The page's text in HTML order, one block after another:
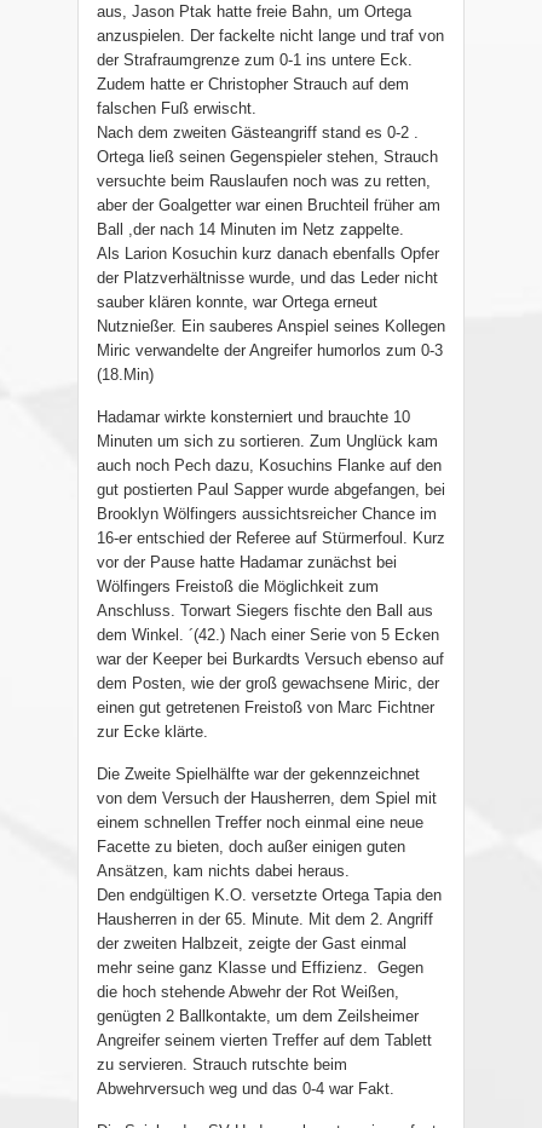
aus, Jason Ptak hatte freie Bahn, um Ortega
anzuspielen. Der fackelte nicht lange und traf von
der Strafraumgrenze zum 0-1 ins untere Eck.
Zudem hatte er Christopher Strauch auf dem
falschen Fuß erwischt.
Nach dem zweiten Gästeangriff stand es 0-2 .
Ortega ließ seinen Gegenspieler stehen, Strauch
versuchte beim Rauslaufen noch was zu retten,
aber der Goalgetter war einen Bruchteil früher am
Ball ,der nach 14 Minuten im Netz zappelte.
Als Larion Kosuchin kurz danach ebenfalls Opfer
der Platzverhältnisse wurde, und das Leder nicht
sauber klären konnte, war Ortega erneut
Nutznießer. Ein sauberes Anspiel seines Kollegen
Miric verwandelte der Angreifer humorlos zum 0-3
(18.Min)
Hadamar wirkte konsterniert und brauchte 10
Minuten um sich zu sortieren. Zum Unglück kam
auch noch Pech dazu, Kosuchins Flanke auf den
gut postierten Paul Sapper wurde abgefangen, bei
Brooklyn Wölfingers aussichtsreicher Chance im
16-er entschied der Referee auf Stürmerfoul. Kurz
vor der Pause hatte Hadamar zunächst bei
Wölfingers Freistoß die Möglichkeit zum
Anschluss. Torwart Siegers fischte den Ball aus
dem Winkel. ´(42.) Nach einer Serie von 5 Ecken
war der Keeper bei Burkardts Versuch ebenso auf
dem Posten, wie der groß gewachsene Miric, der
einen gut getretenen Freistoß von Marc Fichtner
zur Ecke klärte.
Die Zweite Spielhälfte war der gekennzeichnet
von dem Versuch der Hausherren, dem Spiel mit
einem schnellen Treffer noch einmal eine neue
Facette zu bieten, doch außer einigen guten
Ansätzen, kam nichts dabei heraus.
Den endgültigen K.O. versetzte Ortega Tapia den
Hausherren in der 65. Minute. Mit dem 2. Angriff
der zweiten Halbzeit, zeigte der Gast einmal
mehr seine ganz Klasse und Effizienz. Gegen
die hoch stehende Abwehr der Rot Weißen,
genügten 2 Ballkontakte, um dem Zeilsheimer
Angreifer seinem vierten Treffer auf dem Tablett
zu servieren. Strauch rutschte beim
Abwehrversuch weg und das 0-4 war Fakt.